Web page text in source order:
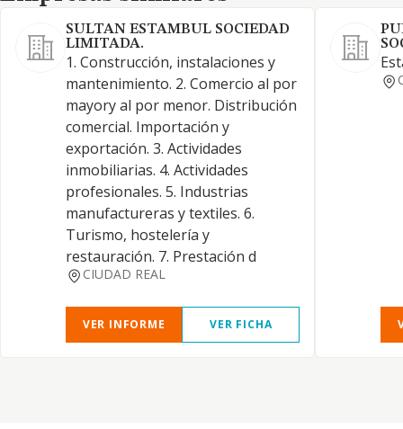
SULTAN ESTAMBUL SOCIEDAD
LIMITADA.
1. Construcción, instalaciones y
mantenimiento. 2. Comercio al por
mayory al por menor. Distribución
comercial. Importación y
exportación. 3. Actividades
inmobiliarias. 4. Actividades
profesionales. 5. Industrias
manufactureras y textiles. 6.
Turismo, hostelería y
restauración. 7. Prestación d
CIUDAD REAL
VER INFORME VER FICHA